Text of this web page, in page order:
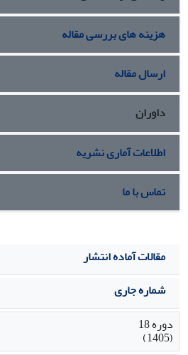
هزینه های بررسی مقاله
ارسال مقاله
داوران
اطلاعات آماری نشریه
تماس با ما
مقالات آماده انتشار
شماره جاری
دوره 18
(1405)